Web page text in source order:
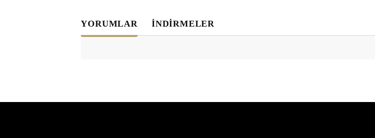
YORUMLAR İNDİRMELER